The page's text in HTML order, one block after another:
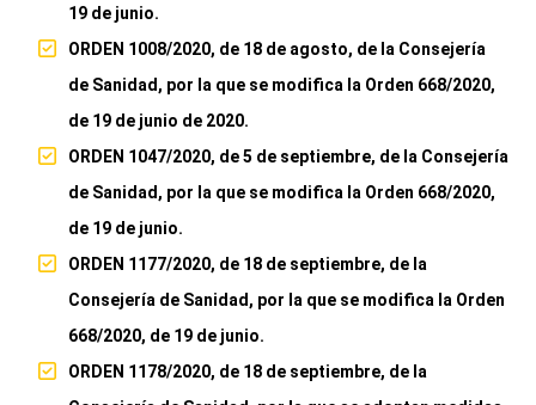
19 de junio.
ORDEN 1008/2020, de 18 de agosto, de la Consejería
de Sanidad, por la que se modifica la Orden 668/2020,
de 19 de junio de 2020.
ORDEN 1047/2020, de 5 de septiembre, de la Consejería
de Sanidad, por la que se modifica la Orden 668/2020,
de 19 de junio.
ORDEN 1177/2020, de 18 de septiembre, de la
Consejería de Sanidad, por la que se modifica la Orden
668/2020, de 19 de junio.
ORDEN 1178/2020, de 18 de septiembre, de la